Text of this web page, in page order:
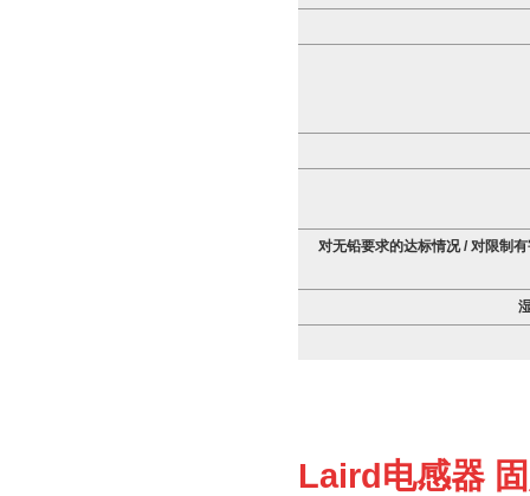
对无铅要求的达标情况 / 对限制
Laird电感器